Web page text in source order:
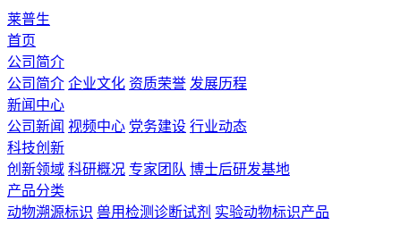
莱普生
首页
公司简介
公司简介 企业文化 资质荣誉 发展历程
新闻中心
公司新闻 视频中心 党务建设 行业动态
科技创新
创新领域 科研概况 专家团队 博士后研发基地
产品分类
动物溯源标识 兽用检测诊断试剂 实验动物标识产品